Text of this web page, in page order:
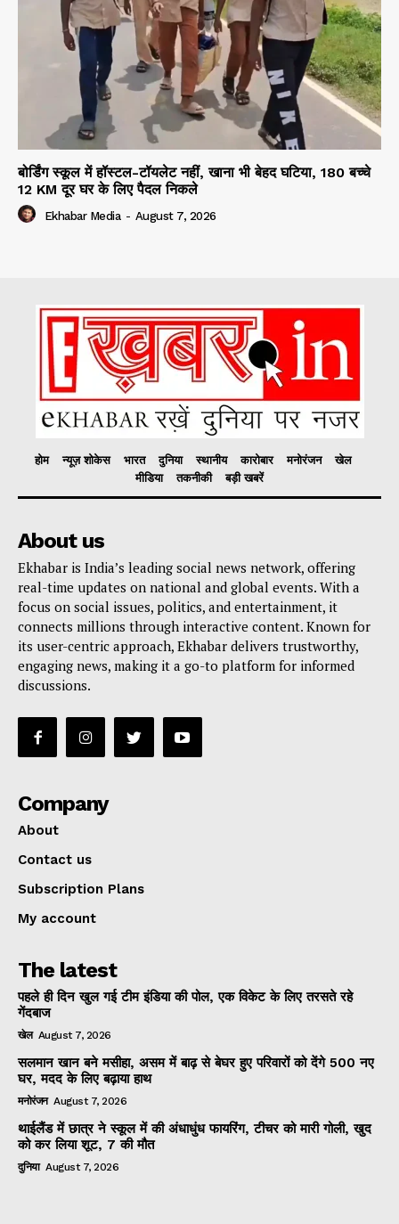
बोर्डिंग स्कूल में हॉस्टल-टॉयलेट नहीं, खाना भी बेहद घटिया, 180 बच्चे
12 KM दूर घर के लिए पैदल निकले
Ekhabar Media - August 7, 2026
होम न्यूज़ शोकेस भारत दुनिया स्थानीय कारोबार मनोरंजन
खेल
मीडिया
तकनीकी बड़ी खबरें
About us
Ekhabar is India’s leading social news network, offering
real-time updates on national and global events. With a
focus on social issues, politics, and entertainment, it
connects millions through interactive content. Known for
its user-centric approach, Ekhabar delivers trustworthy,
engaging news, making it a go-to platform for informed
discussions.
Company
About
Contact us
Subscription Plans
My account
The latest
पहले ही दिन खुल गई टीम इंडिया की पोल, एक विकेट के लिए तरसते रहे
गेंदबाज
खेल August 7, 2026
सलमान खान बने मसीहा, असम में बाढ़ से बेघर हुए परिवारों को देंगे 500 नए
घर, मदद के लिए बढ़ाया हाथ
मनोरंजन August 7, 2026
थाईलैंड में छात्र ने स्कूल में की अंधाधुंध फायरिंग, टीचर को मारी गोली, खुद
को कर लिया शूट, 7 की मौत
दुनिया August 7, 2026